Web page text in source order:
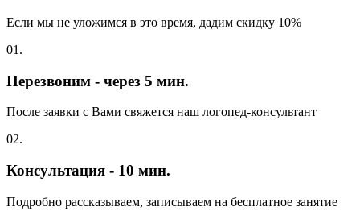
Если мы не уложимся в это время, дадим скидку 10%
01.
Перезвоним - через 5 мин.
После заявки с Вами свяжется наш логопед-консультант
02.
Консультация - 10 мин.
Подробно рассказываем, записываем на бесплатное занятие